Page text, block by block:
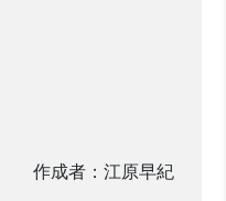
作成者：江原早紀